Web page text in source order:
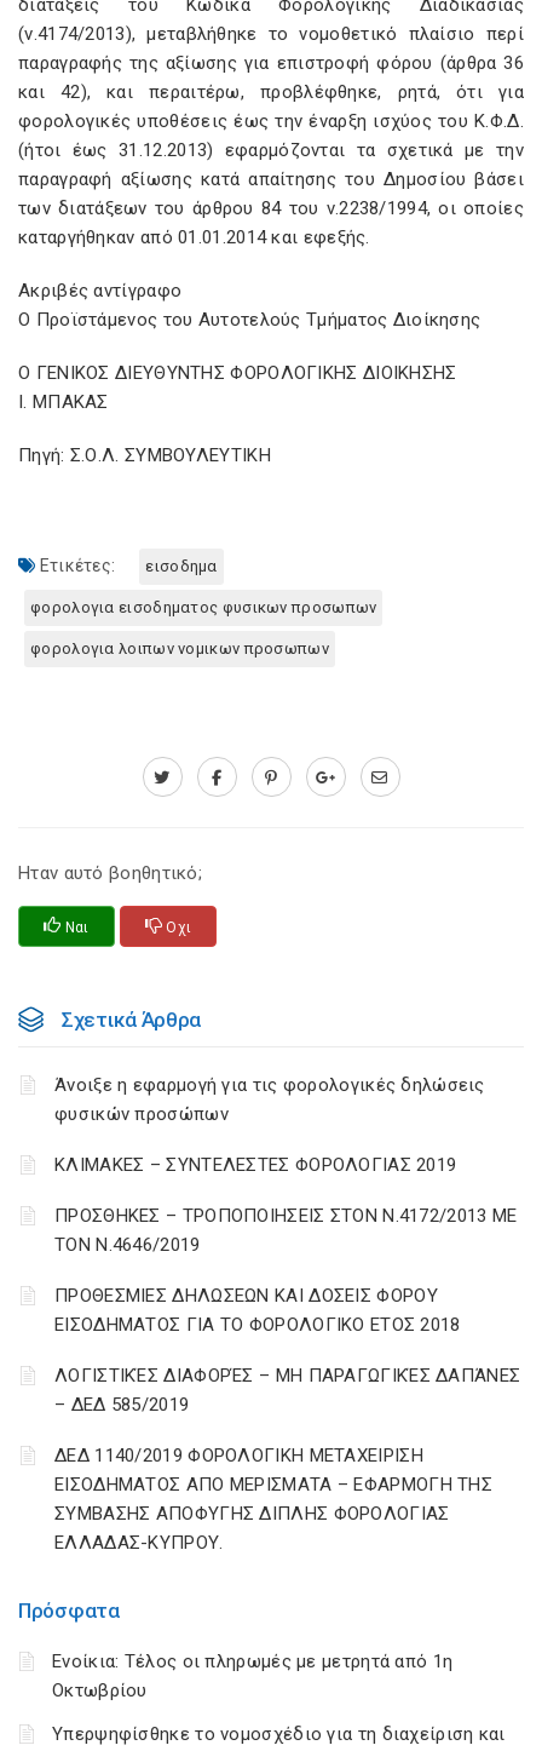
Πρόσφατα
Ενοίκια: Τέλος οι πληρωμές με μετρητά από 1η
Οκτωβρίου
Υπερψηφίσθηκε το νομοσχέδιο για τη διαχείριση και
διατάξεις του Κώδικα Φορολογικής Διαδικασίας
(ν.4174/2013), μεταβλήθηκε το νομοθετικό πλαίσιο περί
παραγραφής της αξίωσης για επιστροφή φόρου (άρθρα 36
και 42), και περαιτέρω, προβλέφθηκε, ρητά, ότι για
φορολογικές υποθέσεις έως την έναρξη ισχύος του Κ.Φ.Δ.
(ήτοι έως 31.12.2013) εφαρμόζονται τα σχετικά με την
παραγραφή αξίωσης κατά απαίτησης του Δημοσίου βάσει
των διατάξεων του άρθρου 84 του ν.2238/1994, οι οποίες
καταργήθηκαν από 01.01.2014 και εφεξής.
Ακριβές αντίγραφο
Ο Προϊστάμενος του Αυτοτελούς Τμήματος Διοίκησης
Ο ΓΕΝΙΚΟΣ ΔΙΕΥΘΥΝΤΗΣ ΦΟΡΟΛΟΓΙΚΗΣ ΔΙΟΙΚΗΣΗΣ
I. ΜΠΑΚΑΣ
Πηγή: Σ.Ο.Λ. ΣΥΜΒΟΥΛΕΥΤΙΚΗ
Ετικέτες: εισοδημα
φορολογια εισοδηματος φυσικων προσωπων
φορολογια λοιπων νομικων προσωπων
Ηταν αυτό βοηθητικό;
Ναι Οχι
Σχετικά Άρθρα
Άνοιξε η εφαρμογή για τις φορολογικές δηλώσεις
φυσικών προσώπων
ΚΛΙΜΑΚΕΣ – ΣΥΝΤΕΛΕΣΤΕΣ ΦΟΡΟΛΟΓΙΑΣ 2019
ΠΡΟΣΘΗΚΕΣ – ΤΡΟΠΟΠΟΙΗΣΕΙΣ ΣΤΟΝ Ν.4172/2013 ΜΕ
ΤΟΝ Ν.4646/2019
ΠΡΟΘΕΣΜΙΕΣ ΔΗΛΩΣΕΩΝ ΚΑΙ ΔΟΣΕΙΣ ΦΟΡΟΥ
ΕΙΣΟΔΗΜΑΤΟΣ ΓΙΑ ΤΟ ΦΟΡΟΛΟΓΙΚΟ ΕΤΟΣ 2018
ΛΟΓΙΣΤΙΚΈΣ ΔΙΑΦΟΡΈΣ – ΜΗ ΠΑΡΑΓΩΓΙΚΈΣ ΔΑΠΆΝΕΣ
– ΔΕΔ 585/2019
ΔΕΔ 1140/2019 ΦΟΡΟΛΟΓΙΚΗ ΜΕΤΑΧΕΙΡΙΣΗ
ΕΙΣΟΔΗΜΑΤΟΣ ΑΠΟ ΜΕΡΙΣΜΑΤΑ – ΕΦΑΡΜΟΓΗ ΤΗΣ
ΣΥΜΒΑΣΗΣ ΑΠΟΦΥΓΗΣ ΔΙΠΛΗΣ ΦΟΡΟΛΟΓΙΑΣ
ΕΛΛΑΔΑΣ-ΚΥΠΡΟΥ.